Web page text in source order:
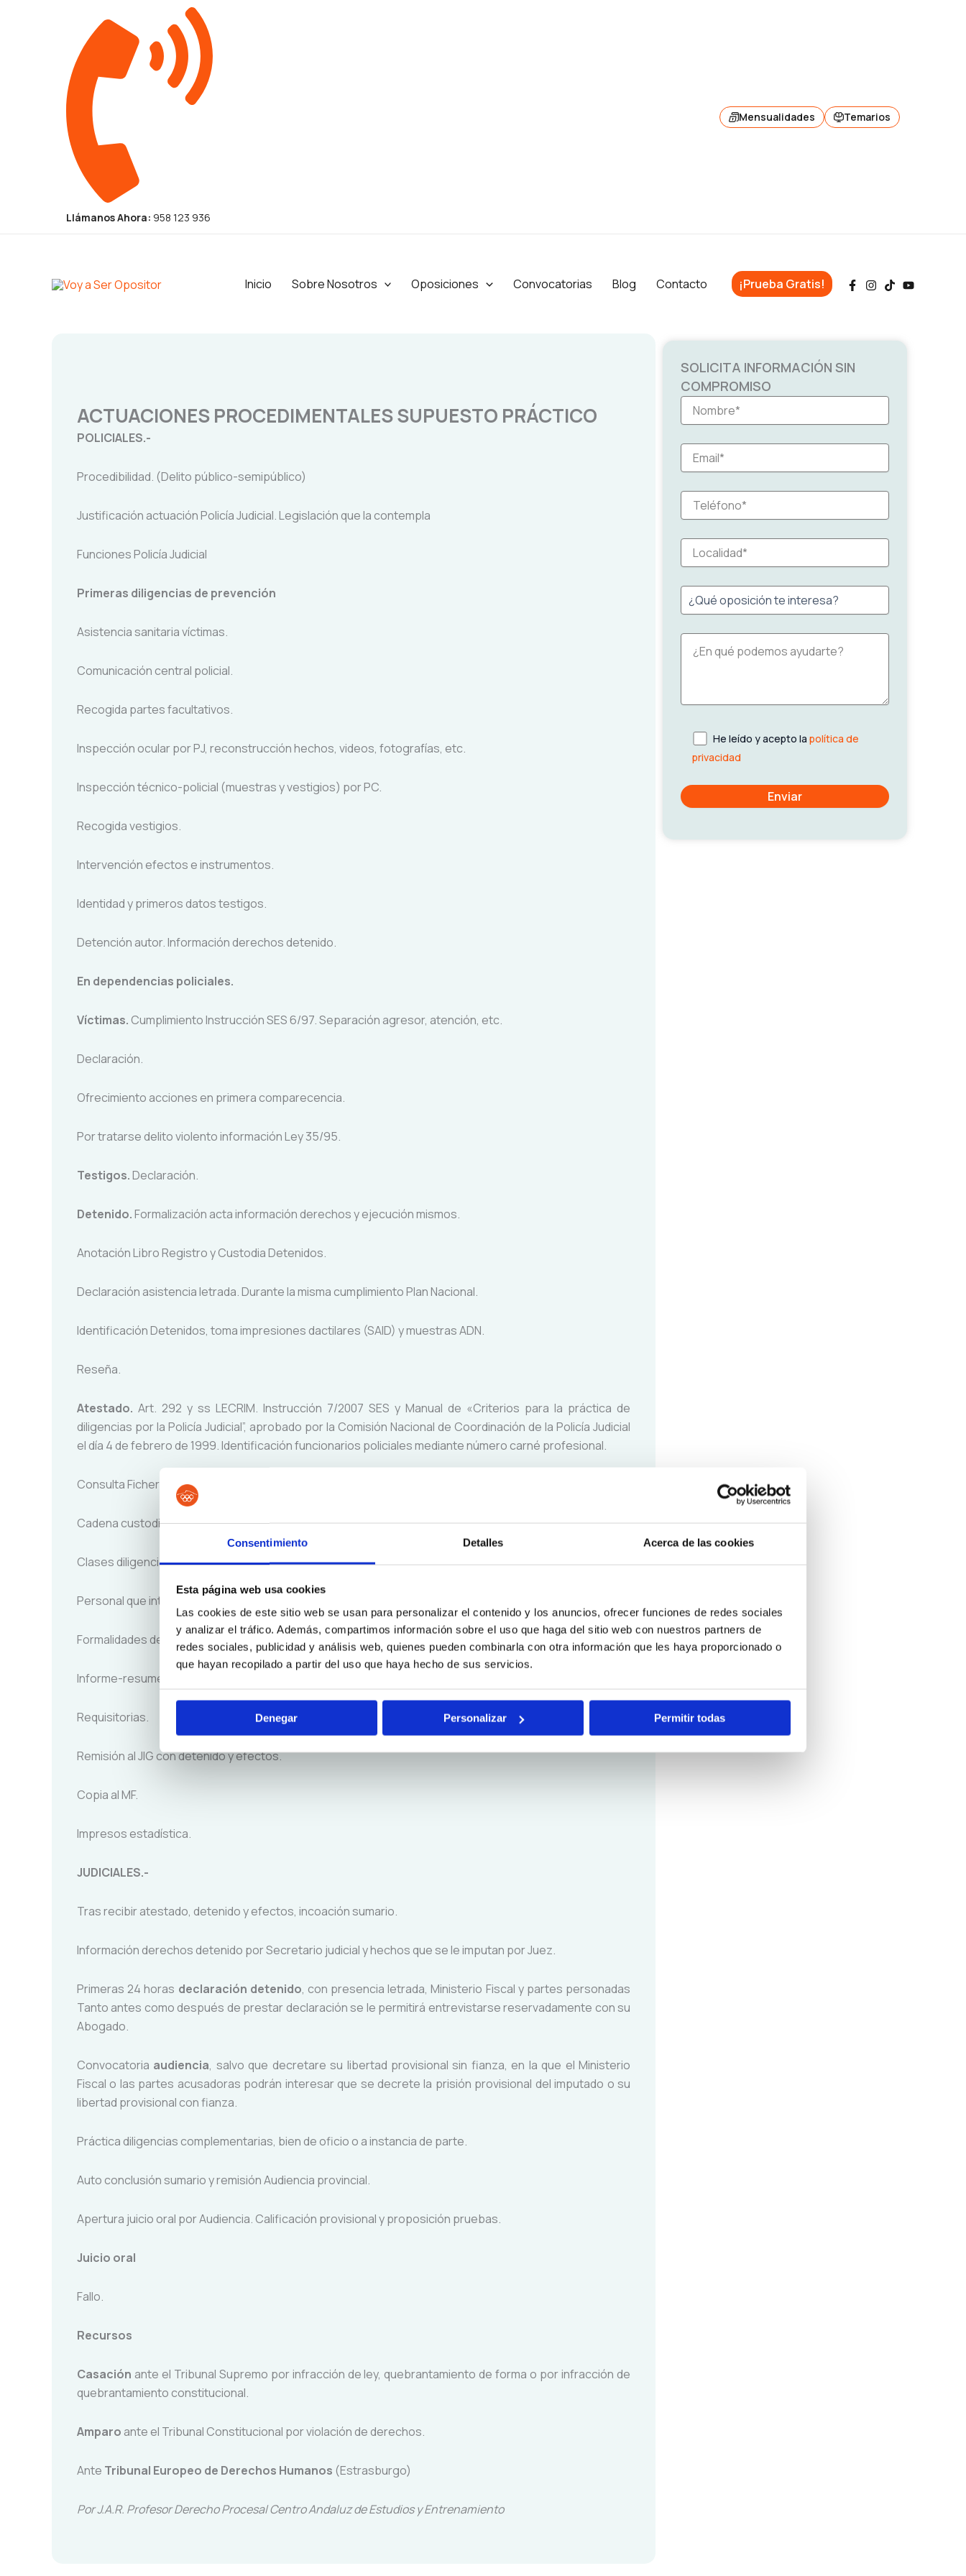
Consentimiento Detalles Acerca de las cookies
Esta página web usa cookies
Las cookies de este sitio web se usan para personalizar el contenido y los anuncios, ofrecer funciones de redes sociales
y analizar el tráfico. Además, compartimos información sobre el uso que haga del sitio web con nuestros partners de
redes sociales, publicidad y análisis web, quienes pueden combinarla con otra información que les haya proporcionado o
que hayan recopilado a partir del uso que haya hecho de sus servicios.
Denegar Personalizar Permitir todas
Llámanos Ahora: 958 123 936
Mensualidades Temarios
Inicio Sobre Nosotros Oposiciones Convocatorias Blog Contacto ¡Prueba Gratis!
ACTUACIONES PROCEDIMENTALES SUPUESTO PRÁCTICO
POLICIALES.-
Procedibilidad. (Delito público-semipúblico)
Justificación actuación Policía Judicial. Legislación que la contempla
Funciones Policía Judicial
Primeras diligencias de prevención
Asistencia sanitaria víctimas.
Comunicación central policial.
Recogida partes facultativos.
Inspección ocular por PJ, reconstrucción hechos, videos, fotografías, etc.
Inspección técnico-policial (muestras y vestigios) por PC.
Recogida vestigios.
Intervención efectos e instrumentos.
Identidad y primeros datos testigos.
Detención autor. Información derechos detenido.
En dependencias policiales.
Víctimas. Cumplimiento Instrucción SES 6/97. Separación agresor, atención, etc.
Declaración.
Ofrecimiento acciones en primera comparecencia.
Por tratarse delito violento información Ley 35/95.
Testigos.Declaración.
Detenido.Formalización acta información derechos y ejecución mismos.
Anotación Libro Registro y Custodia Detenidos.
Declaración asistencia letrada. Durante la misma cumplimiento Plan Nacional.
Identificación Detenidos, toma impresiones dactilares (SAID) y muestras ADN.
Reseña.
Atestado. Art. 292 y ss LECRIM. Instrucción 7/2007 SES y Manual de «Criterios para la práctica de
diligencias por la Policía Judicial”, aprobado por la Comisión Nacional de Coordinación de la Policía Judicial
el día 4 de febrero de 1999. Identificación funcionarios policiales mediante número carné profesional.
Consulta Ficheros policiales.
Cadena custodia efectos e instrumentos.
Clases diligencias que lo integran.
Personal que interviene.
Formalidades del mismo.
Informe-resumen.
Requisitorias.
Remisión al JIG con detenido y efectos.
Copia al MF.
Impresos estadística.
JUDICIALES.-
Tras recibir atestado, detenido y efectos, incoación sumario.
Información derechos detenido por Secretario judicial y hechos que se le imputan por Juez.
Primeras 24 horas declaración detenido, con presencia letrada, Ministerio Fiscal y partes personadas
Tanto antes como después de prestar declaración se le permitirá entrevistarse reservadamente con su
Abogado.
Convocatoria audiencia, salvo que decretare su libertad provisional sin fianza, en la que el Ministerio
Fiscal o las partes acusadoras podrán interesar que se decrete la prisión provisional del imputado o su
libertad provisional con fianza.
Práctica diligencias complementarias, bien de oficio o a instancia de parte.
Auto conclusión sumario y remisión Audiencia provincial.
Apertura juicio oral por Audiencia. Calificación provisional y proposición pruebas.
Juicio oral
Fallo.
Recursos
Casación ante el Tribunal Supremo por infracción de ley, quebrantamiento de forma o por infracción de
quebrantamiento constitucional.
Amparo ante el Tribunal Constitucional por violación de derechos.
Ante Tribunal Europeo de Derechos Humanos (Estrasburgo)
Por J.A.R. Profesor Derecho Procesal Centro Andaluz de Estudios y Entrenamiento
SOLICITA INFORMACIÓN SIN
COMPROMISO
He leído y acepto lapolítica de
privacidad